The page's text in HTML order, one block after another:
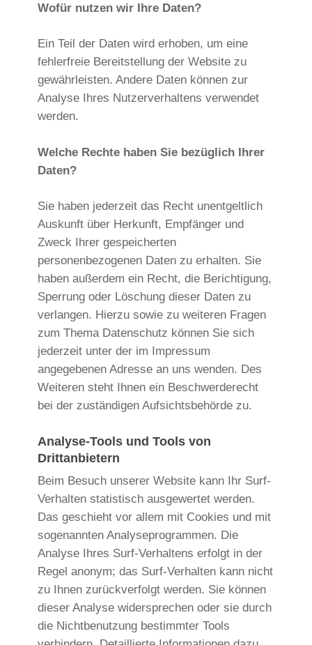
Wofür nutzen wir Ihre Daten?
Ein Teil der Daten wird erhoben, um eine
fehlerfreie Bereitstellung der Website zu
gewährleisten. Andere Daten können zur
Analyse Ihres Nutzerverhaltens verwendet
werden.
Welche Rechte haben Sie bezüglich Ihrer
Daten?
Sie haben jederzeit das Recht unentgeltlich
Auskunft über Herkunft, Empfänger und
Zweck Ihrer gespeicherten
personenbezogenen Daten zu erhalten. Sie
haben außerdem ein Recht, die Berichtigung,
Sperrung oder Löschung dieser Daten zu
verlangen. Hierzu sowie zu weiteren Fragen
zum Thema Datenschutz können Sie sich
jederzeit unter der im Impressum
angegebenen Adresse an uns wenden. Des
Weiteren steht Ihnen ein Beschwerderecht
bei der zuständigen Aufsichtsbehörde zu.
Analyse-Tools und Tools von
Drittanbietern
Beim Besuch unserer Website kann Ihr Surf-
Verhalten statistisch ausgewertet werden.
Das geschieht vor allem mit Cookies und mit
sogenannten Analyseprogrammen. Die
Analyse Ihres Surf-Verhaltens erfolgt in der
Regel anonym; das Surf-Verhalten kann nicht
zu Ihnen zurückverfolgt werden. Sie können
dieser Analyse widersprechen oder sie durch
die Nichtbenutzung bestimmter Tools